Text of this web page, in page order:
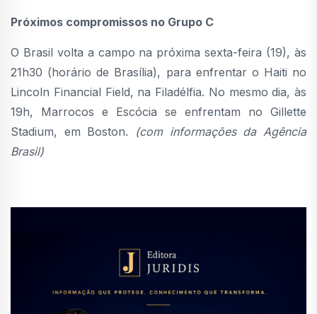
Próximos compromissos no Grupo C
O Brasil volta a campo na próxima sexta-feira (19), às
21h30 (horário de Brasília), para enfrentar o Haiti no
Lincoln Financial Field, na Filadélfia. No mesmo dia, às
19h, Marrocos e Escócia se enfrentam no Gillette
Stadium, em Boston. (com informações da Agência
Brasil)